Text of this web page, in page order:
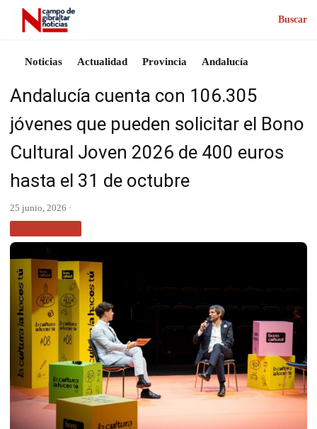
Buscar
Noticias Actualidad Provincia Andalucía
Andalucía cuenta con 106.305
jóvenes que pueden solicitar el Bono
Cultural Joven 2026 de 400 euros
hasta el 31 de octubre
25 junio, 2026 ·